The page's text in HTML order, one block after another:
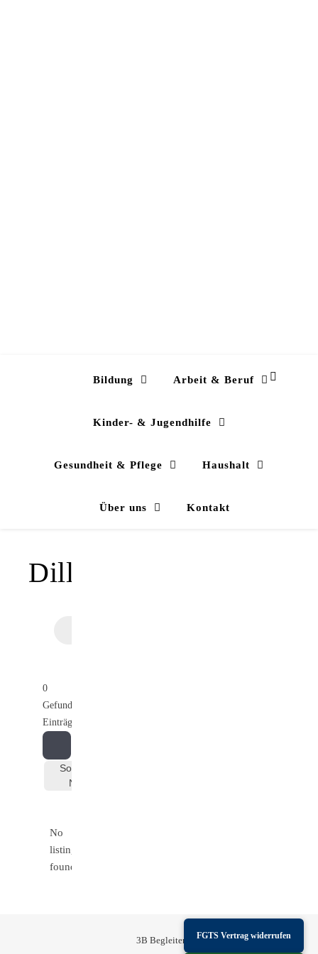
Bildung Arbeit & Beruf
Kinder- & Jugendhilfe
Gesundheit & Pflege Haushalt
Über uns Kontakt
Dillingen/Saar
0
Gefundene
Einträge
Sortieren
Nach
No
listings
found.
3B Begleiten-Bilden-Begegnen © 2026
FGTS Vertrag widerrufen